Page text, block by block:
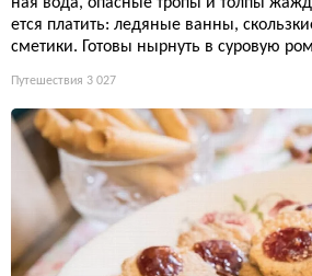
ется платить: ледяные ванны,
сметики. Готовы нырнуть в суровую
Путешествия 3 027